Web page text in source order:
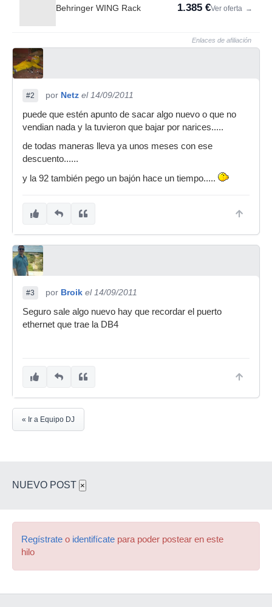
Behringer WING Rack 1.385 €Ver oferta →
Enlaces de afiliación
#2 por Netz el 14/09/2011
puede que estén apunto de sacar algo nuevo o que no
vendian nada y la tuvieron que bajar por narices.....
de todas maneras lleva ya unos meses con ese
descuento......
y la 92 también pego un bajón hace un tiempo.....
#3 por Broik el 14/09/2011
Seguro sale algo nuevo hay que recordar el puerto
ethernet que trae la DB4
« Ir a Equipo DJ
NUEVO POST ×
Regístrate o identifícate para poder postear en este
hilo